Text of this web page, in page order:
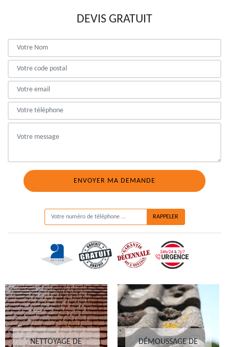
DEVIS GRATUIT
NETTOYAGE DE
DÉMOUSSAGE DE